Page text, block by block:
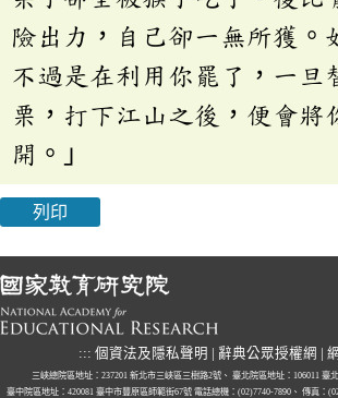
險出力，自己卻一無所獲。
不過是在利用你罷了，一旦
栗，打下江山之後，便會將
開。」
列印
::: 個資法及隱私聲明 辭典公眾授權網
三峽總院區地址：237201 新北市三峽區三樹路2號、 臺北院區地址：106011 臺
臺中院區地址：420081 臺中市豐原區師範街67號 電話總機：(02)7740-7890、 傳真：